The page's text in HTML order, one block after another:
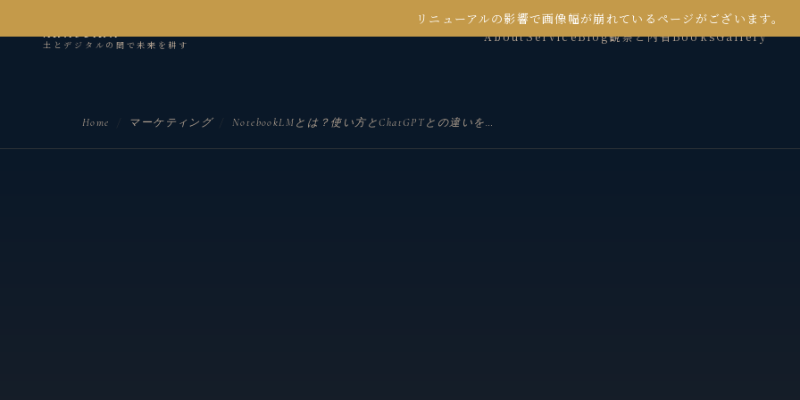
リニューアルの影響で画像幅が崩れているページがございます。
kanseian
土とデジタルの間で未来を耕す
AboutServiceBlog観察と内省BooksGallery
Home マーケティング NotebookLMとは？使い方とChatGPTとの違いを解説